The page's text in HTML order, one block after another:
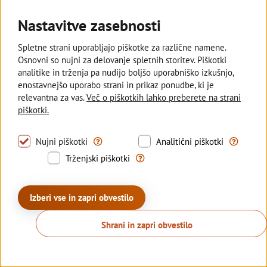
Sledite nam
Kazalo strani
Sisbon
Sisbiz
Produkcija:Creatim
Nastavitve zasebnosti
Spletne strani uporabljajo piškotke za različne namene.
Osnovni so nujni za delovanje spletnih storitev. Piškotki
analitike in trženja pa nudijo boljšo uporabniško izkušnjo,
enostavnejšo uporabo strani in prikaz ponudbe, ki je
relevantna za vas.Več o piškotkih lahko preberete na strani
piškotki.
Nujni piškotki Tovrstni piškotki omogočajo uporabo nujno
Analitični piškotki S
Trženjski piškotki Trženjski piškotki se uporabljajo
Izberi vse in zapri obvestilo
Shrani in zapri obvestilo